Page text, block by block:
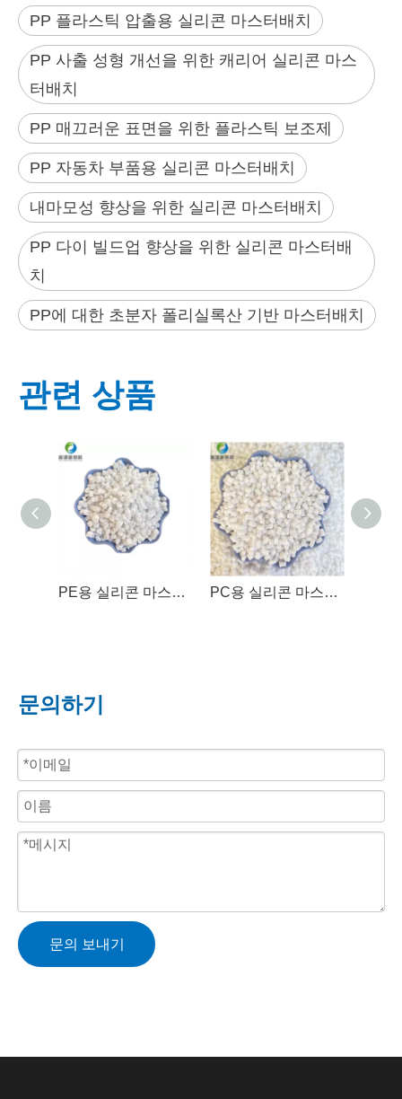
PP 플라스틱 압출용 실리콘 마스터배치
PP 사출 성형 개선을 위한 캐리어 실리콘 마스
터배치
PP 매끄러운 표면을 위한 플라스틱 보조제
PP 자동차 부품용 실리콘 마스터배치
내마모성 향상을 위한 실리콘 마스터배치
PP 다이 빌드업 향상을 위한 실리콘 마스터배
치
PP에 대한 초분자 폴리실록산 기반 마스터배치
관련 상품
PE용 실리콘 마스터배치 PC용 실리콘 마스터배치
문의하기
문의 보내기